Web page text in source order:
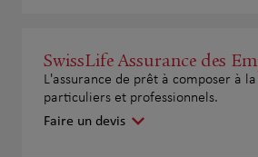
SwissLife Assurance des
L'assurance de prêt à composer à
particuliers et professionnels.
Faire un devis